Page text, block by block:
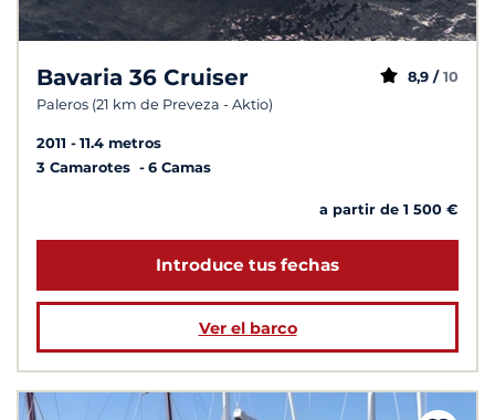
Bavaria 36 Cruiser
Paleros (21 km de Preveza - Aktio)
8,9 / 10
2011
11.4 metros
3 Camarotes
6 Camas
a partir de 1 500 €
Introduce tus fechas
Ver el barco